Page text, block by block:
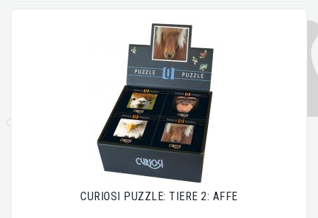
CURIOSI PUZZLE: TIERE 2: AFFE